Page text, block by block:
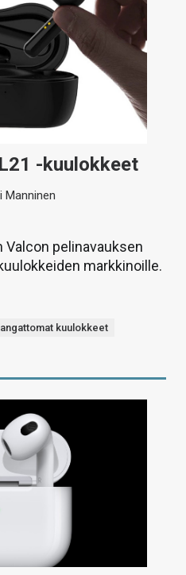
-kuulokkeet
Manninen
pelinavauksen
markkinoille.
langattomat kuulokkeet